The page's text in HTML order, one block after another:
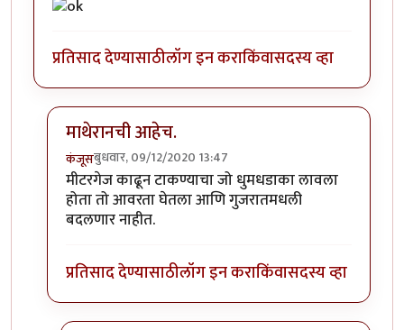
प्रतिसाद देण्यासाठीलॉग इन कराकिंवासदस्य व्हा
माथेरानची आहेच.
कंजूसबुधवार, 09/12/2020 13:47
In reply toनॅरोगेज ट्रेन...byहेमंतकुमार
मीटरगेज काढून टाकण्याचा जो धुमधडाका लावला
होता तो आवरता घेतला आणि गुजरातमधली
बदलणार नाहीत.
प्रतिसाद देण्यासाठीलॉग इन कराकिंवासदस्य व्हा